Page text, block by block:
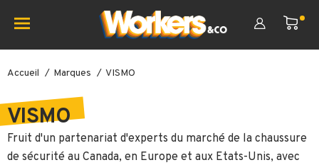
Accueil Marques VISMO
VISMO
Fruit d'un partenariat d'experts du marché de la chaussure
de sécurité au Canada, en Europe et aux Etats-Unis, avec